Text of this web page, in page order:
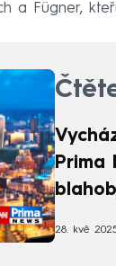
a Fügner,
Prima
28. kvě